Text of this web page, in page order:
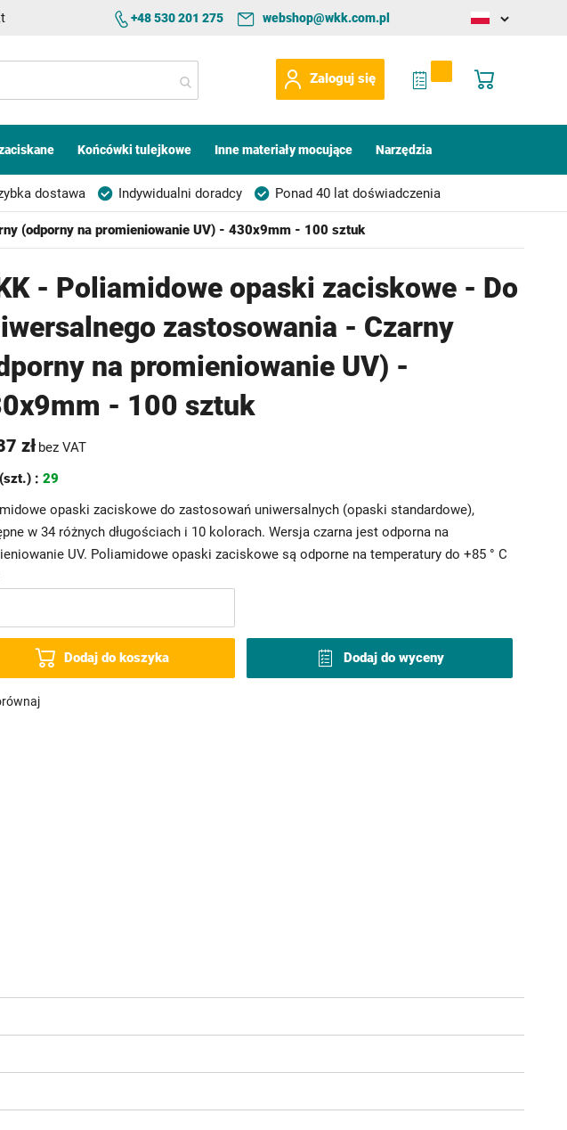
webshop@wkk.com.pl
+48 530 201 275
Change
Zaloguj się
Mój koszyk
My Quote
Końcówki tulejkowe Inne materiały mocujące Narzędzia
dostawa Indywidualni doradcy
Ponad 40 lat doświadczenia
(odporny na promieniowanie UV) - 430x9mm - 100 sztuk
- Poliamidowe opaski zaciskowe - Do
zastosowania - Czarny
na promieniowanie UV) -
- 100 sztuk
zł bez VAT
: 29
opaski zaciskowe do zastosowań uniwersalnych (opaski standardowe),
w 34 różnych długościach i 10 kolorach. Wersja czarna jest odporna na
UV. Poliamidowe opaski zaciskowe są odporne na temperatury do +85 ° C
Dodaj do koszyka Dodaj do wyceny